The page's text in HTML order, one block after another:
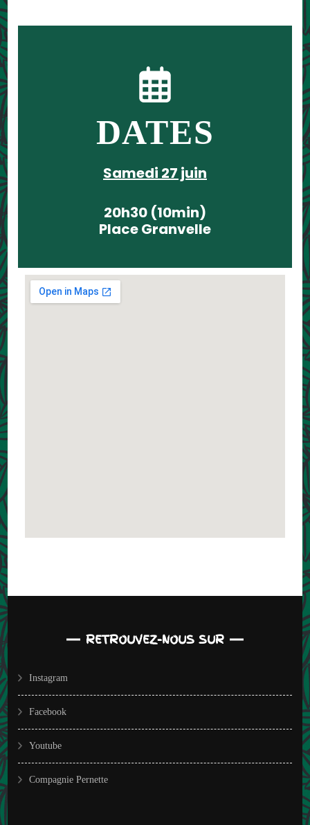
DATES
Samedi 27 juin
20h30 (10min)
Place Granvelle
RETROUVEZ-NOUS SUR
Instagram
Facebook
Youtube
Compagnie Pernette